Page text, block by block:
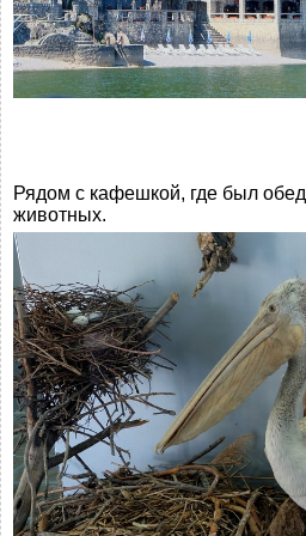
Рядом с кафешкой, где был
животных.